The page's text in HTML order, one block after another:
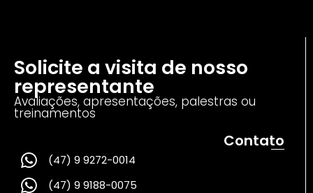
Solicite a visita de nosso
representante
Avaliações, apresentações, palestras ou
treinamentos
Contato
(47) 9 9272-0014
(47) 9 9188-0075